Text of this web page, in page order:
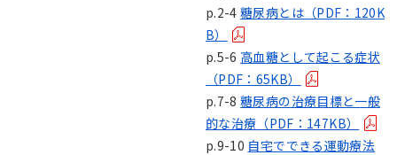
p.2-4糖尿病とは（PDF：120K
B）
p.5-6 高血糖として起こる症状
（PDF：65KB）
p.7-8糖尿病の治療目標と一般
的な治療（PDF：147KB）
p.9-10 自宅でできる運動療法